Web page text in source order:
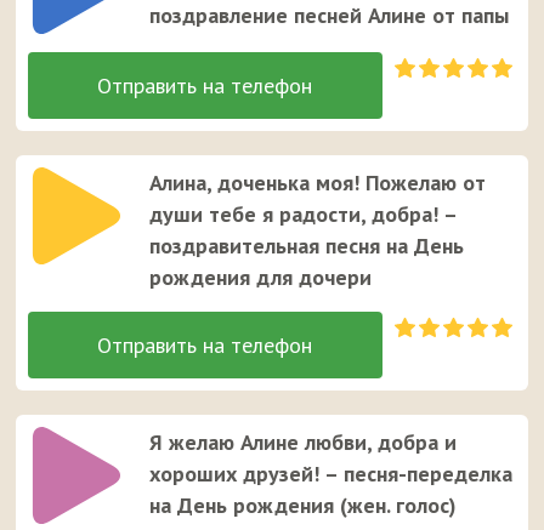
поздравление песней Алине от папы
Алина, доченька моя! Пожелаю от
души тебе я радости, добра! –
поздравительная песня на День
рождения для дочери
Я желаю Алине любви, добра и
хороших друзей! – песня-переделка
на День рождения (жен. голос)